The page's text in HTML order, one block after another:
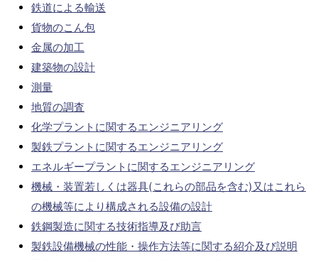
鉄道による輸送
貨物のこん包
金属の加工
建築物の設計
測量
地質の調査
化学プラントに関するエンジニアリング
製鉄プラントに関するエンジニアリング
エネルギープラントに関するエンジニアリング
機械・装置若しくは器具(これらの部品を含む)又はこれら
の機械等により構成される設備の設計
鉄鋼製造に関する技術指導及び助言
製鉄設備機械の性能・操作方法等に関する紹介及び説明